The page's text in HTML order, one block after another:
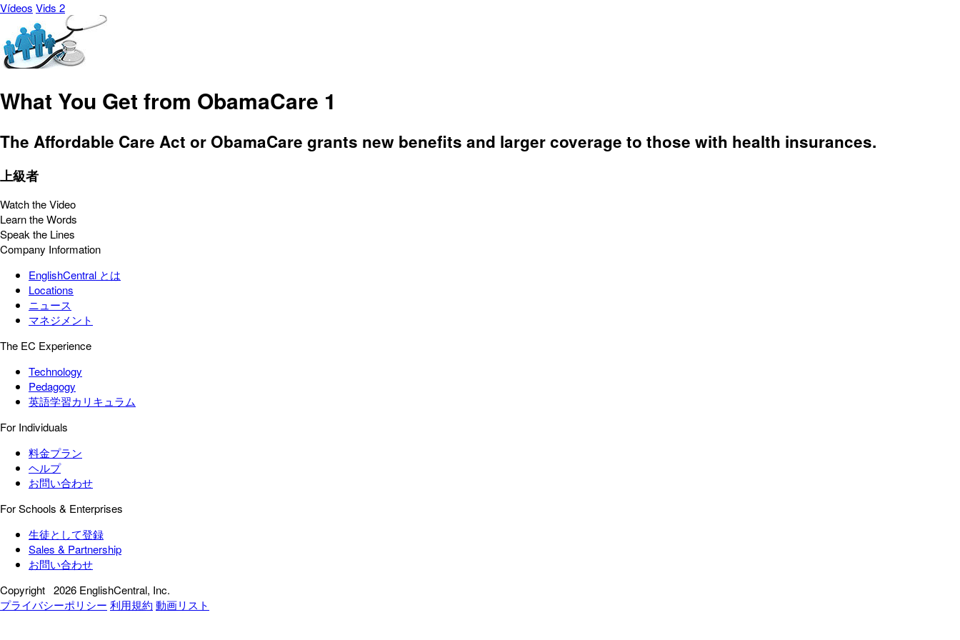
Vídeos Vids 2
What You Get from ObamaCare 1
The Affordable Care Act or ObamaCare grants new benefits and larger coverage to those with health insurances.
上級者
Watch the Video
Learn the Words
Speak the Lines
Company Information
EnglishCentral とは
Locations
ニュース
マネジメント
The EC Experience
Technology
Pedagogy
英語学習カリキュラム
For Individuals
料金プラン
ヘルプ
お問い合わせ
For Schools & Enterprises
生徒として登録
Sales & Partnership
お問い合わせ
Copyright 2026 EnglishCentral, Inc.
プライバシーポリシー 利用規約 動画リスト